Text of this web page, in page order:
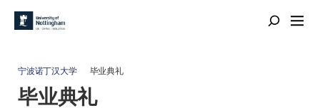
宁波诺丁汉大学 毕业典礼
毕业典礼